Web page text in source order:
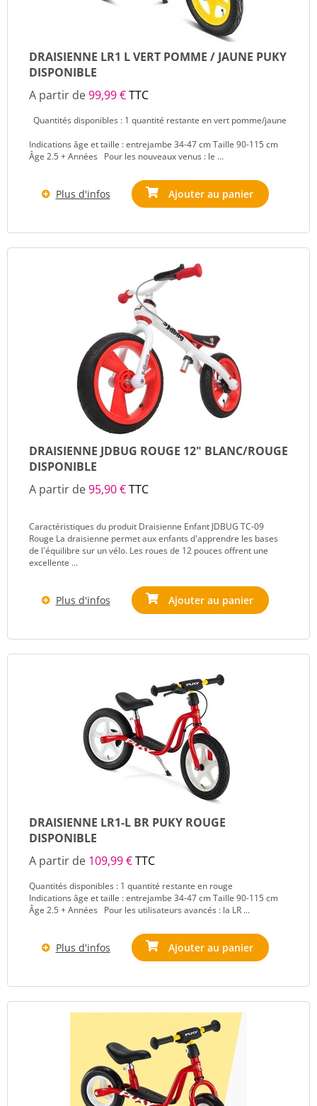
DRAISIENNE LR1 L VERT POMME / JAUNE PUKY
DISPONIBLE
A partir de99,99 €TTC
Quantités disponibles : 1 quantité restante en vert pomme/jaune
Indications âge et taille : entrejambe 34-47 cm Taille 90-115 cm
Âge 2.5 + Années Pour les nouveaux venus : le ...
Plus d'infos Ajouter au panier
DRAISIENNE JDBUG ROUGE 12" BLANC/ROUGE
DISPONIBLE
A partir de95,90 €TTC
Caractéristiques du produit Draisienne Enfant JDBUG TC-09
Rouge La draisienne permet aux enfants d'apprendre les bases
de l'équilibre sur un vélo. Les roues de 12 pouces offrent une
excellente ...
Plus d'infos Ajouter au panier
DRAISIENNE LR1-L BR PUKY ROUGE
DISPONIBLE
A partir de 109,99 €TTC
Quantités disponibles : 1 quantité restante en rouge
Indications âge et taille : entrejambe 34-47 cm Taille 90-115 cm
Âge 2.5 + Années Pour les utilisateurs avancés : la LR ...
Plus d'infos Ajouter au panier